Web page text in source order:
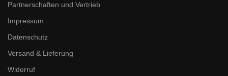
Partnerschaften und Vertrieb
Impressum
Datenschutz
Versand & Lieferung
Widerruf